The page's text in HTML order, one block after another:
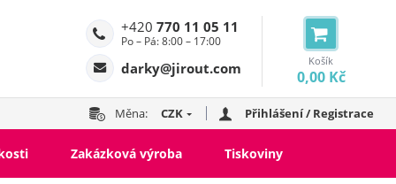
Košík
0,00 Kč
+420 770 11 05 11
Po – Pá: 8:00 – 17:00
darky@jirout.com
Měna: CZK Přihlášení / Registrace
Zakázková výroba Tiskoviny